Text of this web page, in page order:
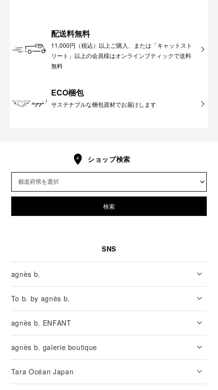
配送料無料
11,000円（税込）以上ご購入、または「キャットスト
リート」以上の会員様はオンラインブティックで送料
無料
ECO梱包
サステナブルな梱包資材でお届けします
ショップ検索
検索
SNS
agnès b.
To b. by agnès b.
agnès b. ENFANT
agnès b. galerie boutique
Tara Océan Japan